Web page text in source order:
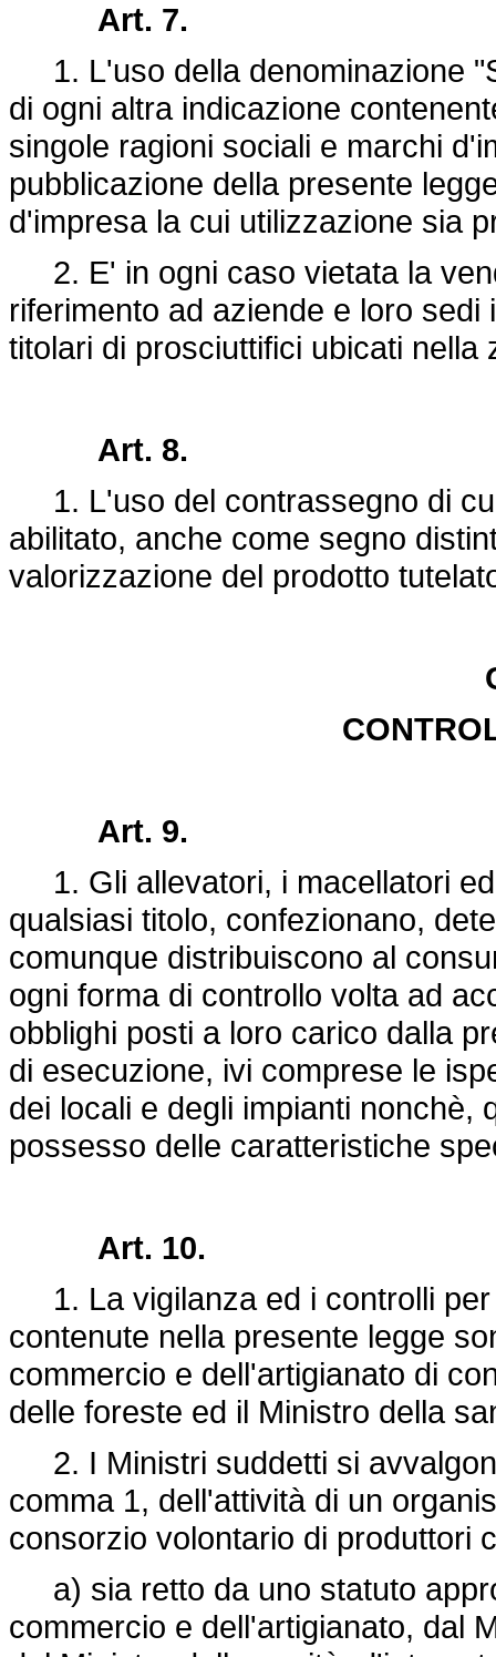
Art. 7.
1. L'uso della denominazione
di ogni altra indicazione
singole ragioni sociali e marchi
pubblicazione della presente
d'impresa la cui utilizzazione sia
2. E' in ogni caso vietata la
riferimento ad aziende e loro
titolari di prosciuttifici ubicati nella
Art. 8.
1. L'uso del contrassegno di
abilitato, anche come segno
valorizzazione del prodotto
Art. 9.
1. Gli allevatori, i macellatori
qualsiasi titolo, confezionano,
comunque distribuiscono al
ogni forma di controllo volta ad
obblighi posti a loro carico dalla
di esecuzione, ivi comprese le
dei locali e degli impianti nonchè,
possesso delle caratteristiche
Art. 10.
1. La vigilanza ed i controlli per
contenute nella presente legge
commercio e dell'artigianato di
delle foreste ed il Ministro della
2. I Ministri suddetti si
comma 1, dell'attività di un
consorzio volontario di produttori
a) sia retto da uno statuto
commercio e dell'artigianato, dal